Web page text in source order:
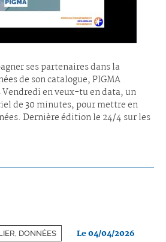
ses partenaires dans la
de son catalogue, PIGMA
en veux-tu en data, un
de 30 minutes, pour mettre en
Dernière édition le 24/4 sur les
DONNÉES Le 04/04/2026